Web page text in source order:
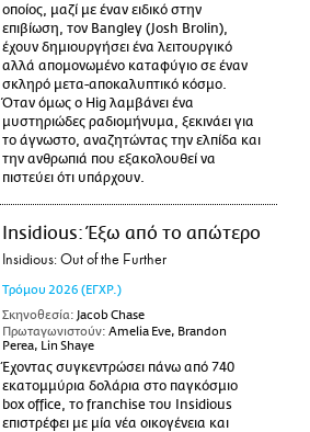
οποίος, μαζί με έναν ειδικό στην
επιβίωση, τον Bangley (Josh Brolin),
έχουν δημιουργήσει ένα λειτουργικό
αλλά απομονωμένο καταφύγιο σε έναν
σκληρό μετα-αποκαλυπτικό κόσμο.
Όταν όμως ο Hig λαμβάνει ένα
μυστηριώδες ραδιομήνυμα, ξεκινάει για
το άγνωστο, αναζητώντας την ελπίδα και
την ανθρωπιά που εξακολουθεί να
πιστεύει ότι υπάρχουν.
Insidious: Έξω από το απώτερο
Insidious: Out of the Further
Τρόμου 2026 (ΕΓΧΡ.)
Σκηνοθεσία: Jacob Chase
Πρωταγωνιστούν: Amelia Eve, Brandon
Perea, Lin Shaye
Έχοντας συγκεντρώσει πάνω από 740
εκατομμύρια δολάρια στο παγκόσμιο
box office, το franchise του Insidious
επιστρέφει με μία νέα οικογένεια και